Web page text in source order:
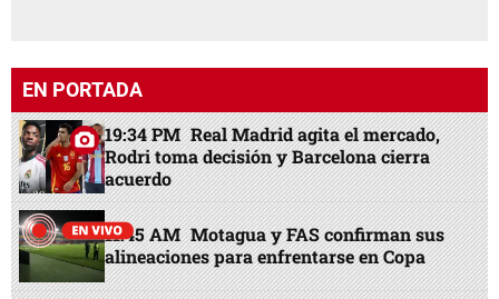
EN PORTADA
19:34 PM Real Madrid agita el mercado,
Rodri toma decisión y Barcelona cierra
acuerdo
11:45 AM Motagua y FAS confirman sus
alineaciones para enfrentarse en Copa